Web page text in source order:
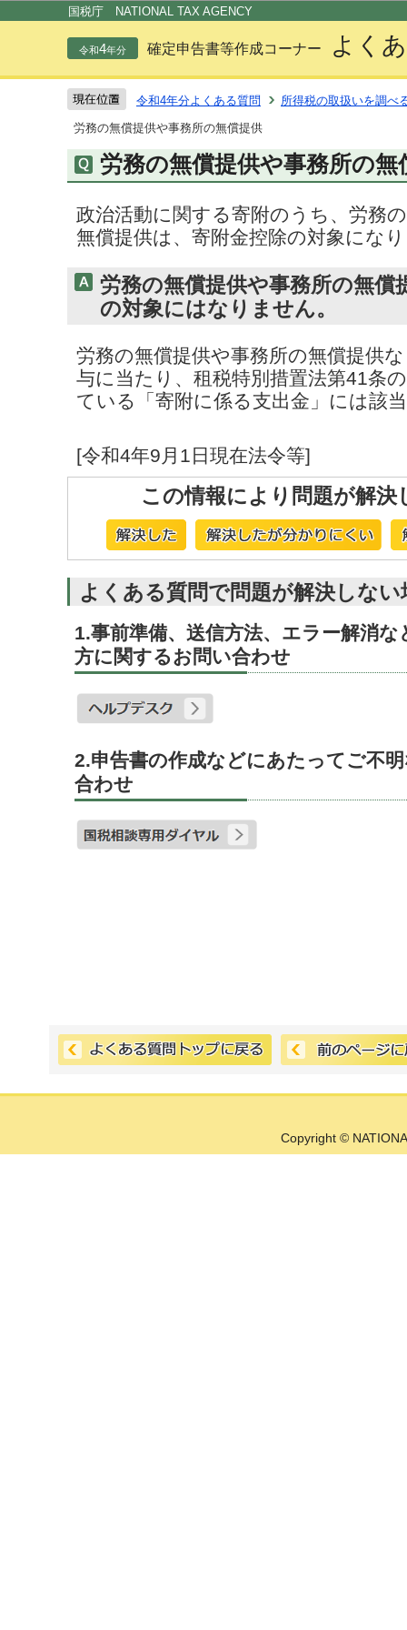
国税庁 NATIONAL TAX AGENCY
令和4年分 確定申告書等作成コーナー よく
令和4年分よくある質問
所得税の取扱いを調べ
労務の無償提供や事務所の無償提供
労務の無償提供や事務所の無
政治活動に関する寄附のうち、労務
無償提供は、寄附金控除の対象にな
労務の無償提供や事務所の無償
の対象にはなりません。
労務の無償提供や事務所の無償提供
与に当たり、租税特別措置法第41条
ている「寄附に係る支出金」には該
[令和4年9月1日現在法令等]
この情報により問題が解決
よくある質問で問題が解決しな
1.事前準備、送信方法、エラー解消
方に関するお問い合わせ
2.申告書の作成などにあたってご不
合わせ
Copyright ©